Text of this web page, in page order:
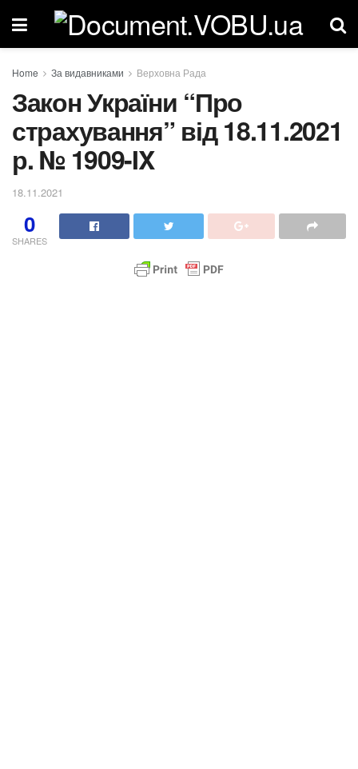
Home За видавниками Верховна Рада
Закон України “Про
страхування” від 18.11.2021
р. № 1909-IX
18.11.2021
0
SHARES